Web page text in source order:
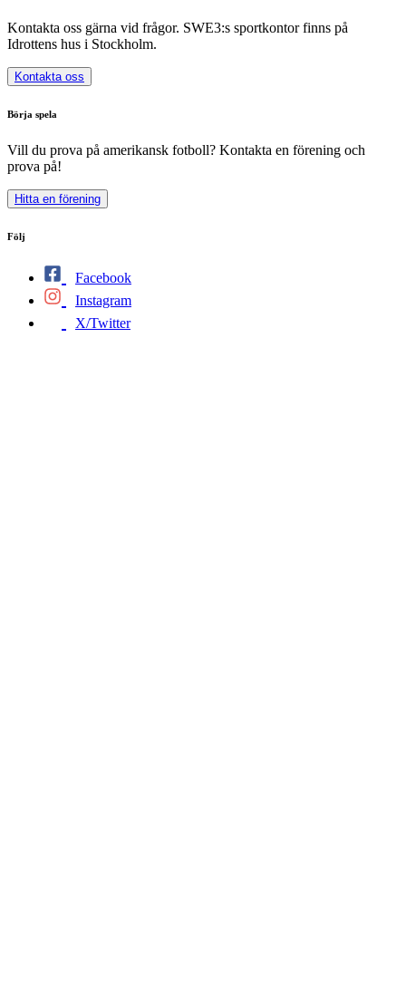
Kontakta oss gärna vid frågor. SWE3:s sportkontor finns på
Idrottens hus i Stockholm.
Kontakta oss
Börja spela
Vill du prova på amerikansk fotboll? Kontakta en förening och
prova på!
Hitta en förening
Följ
Facebook
Instagram
X/Twitter